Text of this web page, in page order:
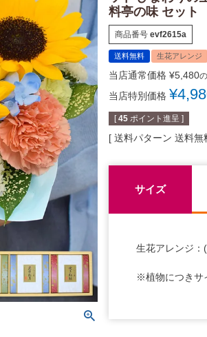
料亭の味 セット
商品番号 evf2615a
送料無料 生花アレンジ
当店通常価格 ¥5,480
当店特別価格 ¥
[ 45 ポイント進呈 ]
送料パターン 送料無
サイズ
生花アレンジ
※植物につきサ